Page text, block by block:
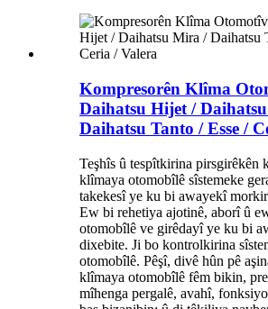
Kompresorên Klîma
Daihatsu Hijet /
Daihatsu Tanto / Esse /
Teşhîs û tespîtkirina pirsgirêkên
klîmaya otomobîlê sîstemeke
takekesî ye ku bi awayekî
Ew bi rehetiya ajotinê, aborî û
otomobîlê ve girêdayî ye ku bi
dixebite. Ji bo kontrolkirina
otomobîlê. Pêşî, divê hûn pê
klîmaya otomobîlê fêm bikin,
mîhenga pergalê, avahî,